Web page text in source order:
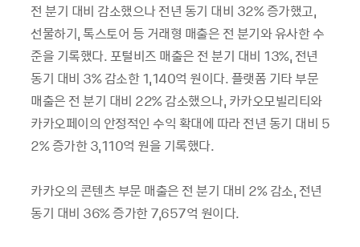
전 분기 대비 감소했으나 전년 동기 대비 32% 증가했고,
선물하기, 톡스토어 등 거래형 매출은 전 분기와 유사한 수
준을 기록했다. 포털비즈 매출은 전 분기 대비 13%, 전년
동기 대비 3% 감소한 1,140억 원이다. 플랫폼 기타 부문
매출은 전 분기 대비 22% 감소했으나, 카카오모빌리티와
카카오페이의 안정적인 수익 확대에 따라 전년 동기 대비 5
2% 증가한 3,110억 원을 기록했다.
카카오의 콘텐츠 부문 매출은 전 분기 대비 2% 감소, 전년
동기 대비 36% 증가한 7,657억 원이다.